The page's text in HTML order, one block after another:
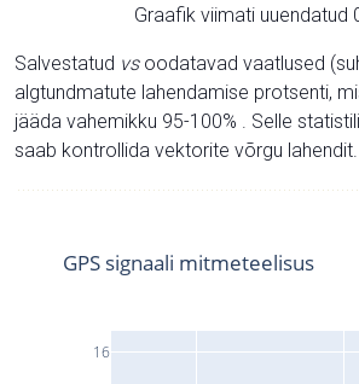
Graafik viimati uuendatud
Salvestatud vsoodatavad vaatlused
algtundmatute lahendamise protsenti,
jääda vahemikku 95-100% . Selle
saab kontrollida vektorite võrgu lahendit.
16
GPS signaali mitmeteelisus